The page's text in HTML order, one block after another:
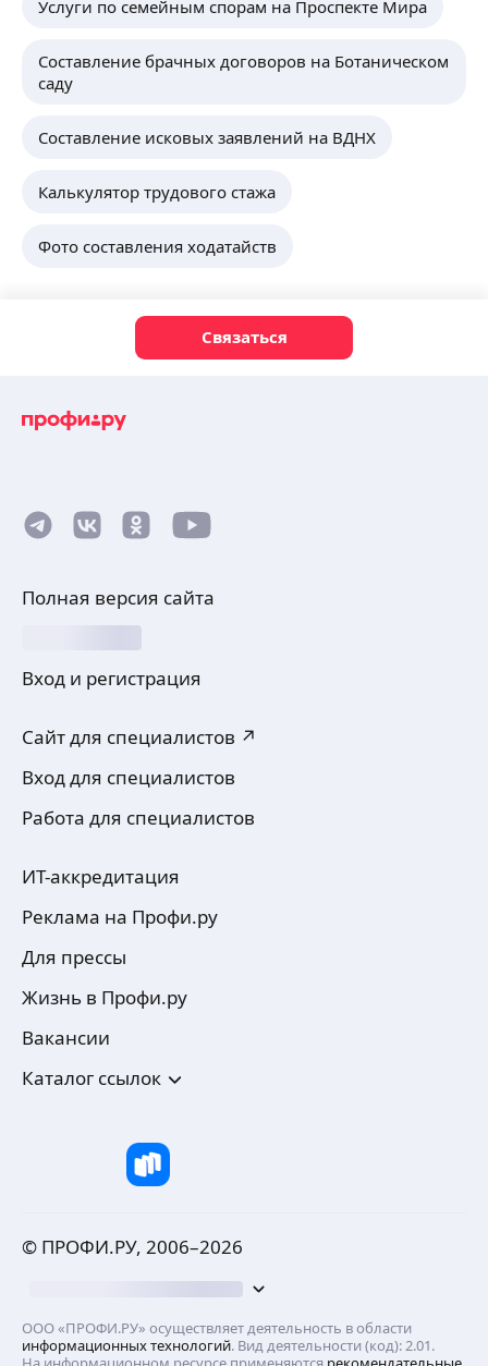
Услуги по семейным спорам на Проспекте Мира
Составление брачных договоров на Ботаническом
саду
Составление исковых заявлений на ВДНХ
Калькулятор трудового стажа
Фото составления ходатайств
Связаться
Полная версия сайта
Вход и регистрация
Сайт для специалистов ↗
Вход для специалистов
Работа для специалистов
ИТ-аккредитация
Реклама на Профи.ру
Для прессы
Жизнь в Профи.ру
Вакансии
Каталог ссылок
© ПРОФИ.РУ, 2006–2026
ООО «ПРОФИ.РУ» осуществляет деятельность в области
информационных технологий. Вид деятельности (код): 2.01.